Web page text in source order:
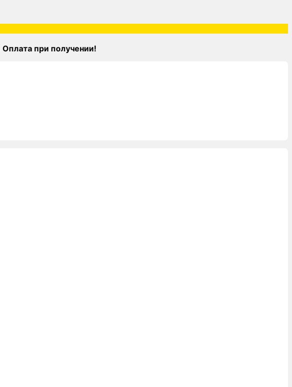
Оплата при получении!